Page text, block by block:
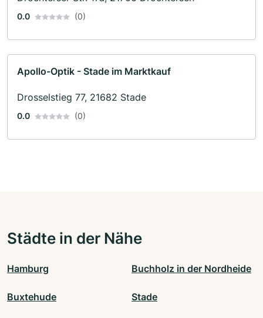
0.0 (0)
Apollo-Optik - Stade im Marktkauf
Drosselstieg 77, 21682 Stade
0.0 (0)
Städte in der Nähe
Hamburg Buchholz in der Nordheide
Buxtehude Stade